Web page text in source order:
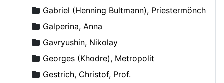
Gabriel (Henning Bultmann), Priestermönch
Galperina, Anna
Gavryushin, Nikolay
Georges (Khodre), Metropolit
Gestrich, Christof, Prof.